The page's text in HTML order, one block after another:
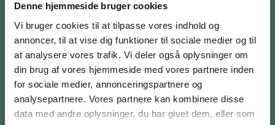
Denne hjemmeside bruger cookies
Vi bruger cookies til at tilpasse vores indhold og
annoncer, til at vise dig funktioner til sociale medier og til
at analysere vores trafik. Vi deler også oplysninger om
din brug af vores hjemmeside med vores partnere inden
for sociale medier, annonceringspartnere og
analysepartnere. Vores partnere kan kombinere disse
data med andre oplysninger, du har givet dem, eller som
Telefon
+45 7020 3301
E-mail
info@uretek.dk